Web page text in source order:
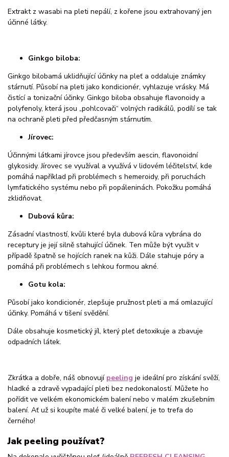
Extrakt z wasabi na pleti nepálí, z kořene jsou extrahovaný jen
účinné látky.
Ginkgo biloba:
Ginkgo bilobamá uklidňující účinky na pleť a oddaluje známky
stárnutí. Působí na pleti jako kondicionér, vyhlazuje vrásky. Má
čistící a tonizační účinky. Ginkgo biloba obsahuje flavonoidy a
polyfenoly, která jsou „pohlcovači“ volných radikálů, podílí se tak
na ochraně pleti před předčasným stárnutím.
Jírovec:
Účinnými látkami jírovce jsou především aescin, flavonoidní
glykosidy. Jírovec se využíval a využívá v lidovém léčitelství, kde
pomáhá například při problémech s hemeroidy, při poruchách
lymfatického systému nebo při popáleninách. Pokožku pomáhá
zklidňovat.
Dubová kůra:
Zásadní vlastností, kvůli které byla dubová kůra vybrána do
receptury je její silně stahující účinek. Ten může být využit v
případě špatně se hojících ranek na kůži. Dále stahuje póry a
pomáhá při problémech s lehkou formou akné.
Gotu kola:
Působí jako kondicionér, zlepšuje pružnost pleti a má omlazující
účinky. Pomáhá v tišení svědění.
Dále obsahuje kosmetický jíl, který pleť detoxikuje a zbavuje
odpadních látek.
Zkrátka a dobře, náš obnovují peeling je ideální pro získání svěží,
hladké a zdravě vypadající pleti bez nedokonalostí. Můžete ho
pořídit ve velkém ekonomickém balení nebo v malém zkušebním
balení. Ať už si koupíte malé či velké balení, je to trefa do
černého!
Jak peeling používat?